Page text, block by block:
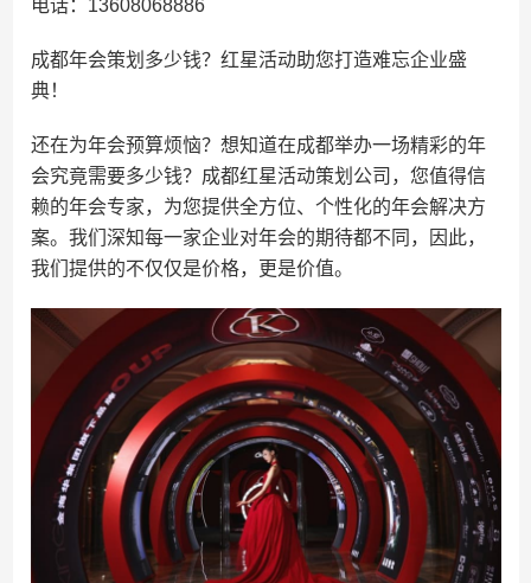
电话：13608068886
成都年会策划多少钱？红星活动助您打造难忘企业盛
典！
还在为年会预算烦恼？想知道在成都举办一场精彩的年
会究竟需要多少钱？成都红星活动策划公司，您值得信
赖的年会专家，为您提供全方位、个性化的年会解决方
案。我们深知每一家企业对年会的期待都不同，因此，
我们提供的不仅仅是价格，更是价值。